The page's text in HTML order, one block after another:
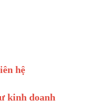
hệ
kinh doanh